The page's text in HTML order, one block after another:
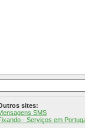
sites:
SMS
- Serviços em